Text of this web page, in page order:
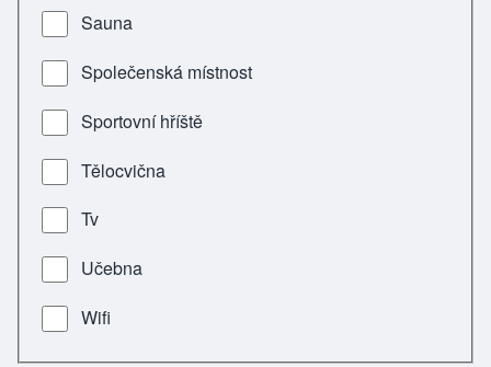
Sauna
Společenská místnost
Sportovní hříště
Tělocvična
Tv
Učebna
Wifi